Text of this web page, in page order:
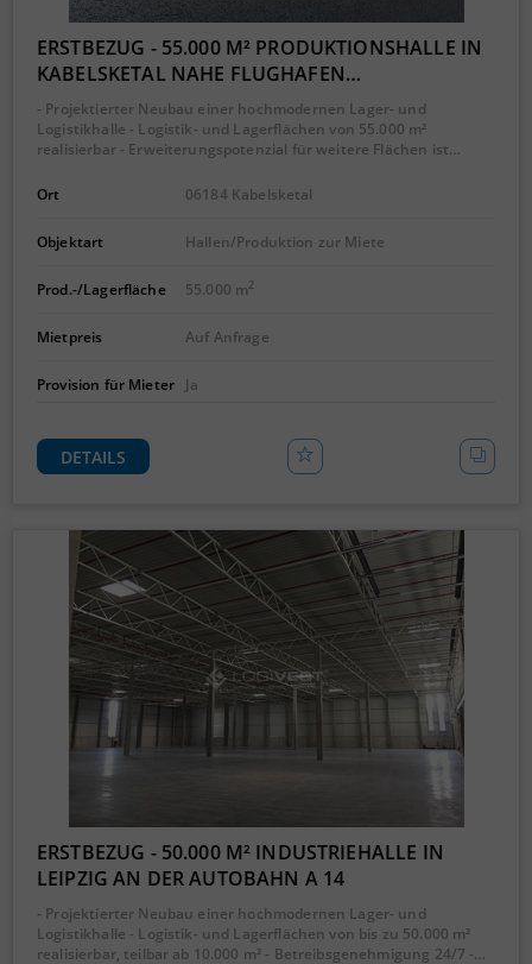
ERSTBEZUG - 55.000 M² PRODUKTIONSHALLE IN
KABELSKETAL NAHE FLUGHAFEN…
- Projektierter Neubau einer hochmodernen Lager- und
Logistikhalle - Logistik- und Lagerflächen von 55.000 m²
realisierbar - Erweiterungspotenzial für weitere Flächen ist…
Ort 06184 Kabelsketal
Objektart Hallen/Produktion zur Miete
Prod.-/Lagerfläche 55.000 m2
Mietpreis Auf Anfrage
Provision für Mieter Ja
DETAILS
ERSTBEZUG - 50.000 M² INDUSTRIEHALLE IN
LEIPZIG AN DER AUTOBAHN A 14
- Projektierter Neubau einer hochmodernen Lager- und
Logistikhalle - Logistik- und Lagerflächen von bis zu 50.000 m²
realisierbar, teilbar ab 10.000 m² - Betreibsgenehmigung 24/7 -…